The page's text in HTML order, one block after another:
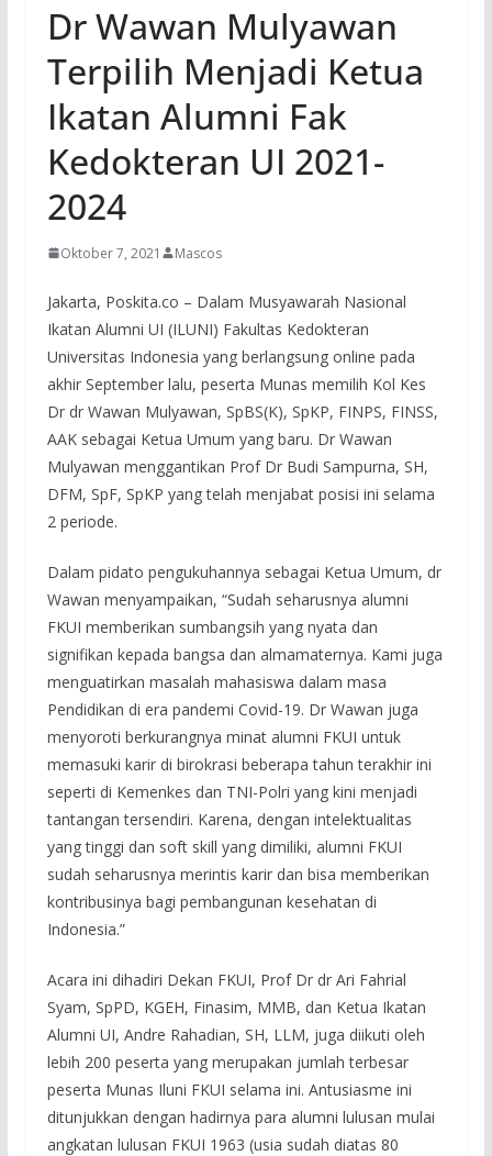
Dr Wawan Mulyawan
Terpilih Menjadi Ketua
Ikatan Alumni Fak
Kedokteran UI 2021-
2024
Oktober 7, 2021 Mascos
Jakarta, Poskita.co – Dalam Musyawarah Nasional
Ikatan Alumni UI (ILUNI) Fakultas Kedokteran
Universitas Indonesia yang berlangsung online pada
akhir September lalu, peserta Munas memilih Kol Kes
Dr dr Wawan Mulyawan, SpBS(K), SpKP, FINPS, FINSS,
AAK sebagai Ketua Umum yang baru. Dr Wawan
Mulyawan menggantikan Prof Dr Budi Sampurna, SH,
DFM, SpF, SpKP yang telah menjabat posisi ini selama
2 periode.
Dalam pidato pengukuhannya sebagai Ketua Umum, dr
Wawan menyampaikan, “Sudah seharusnya alumni
FKUI memberikan sumbangsih yang nyata dan
signifikan kepada bangsa dan almamaternya. Kami juga
menguatirkan masalah mahasiswa dalam masa
Pendidikan di era pandemi Covid-19. Dr Wawan juga
menyoroti berkurangnya minat alumni FKUI untuk
memasuki karir di birokrasi beberapa tahun terakhir ini
seperti di Kemenkes dan TNI-Polri yang kini menjadi
tantangan tersendiri. Karena, dengan intelektualitas
yang tinggi dan soft skill yang dimiliki, alumni FKUI
sudah seharusnya merintis karir dan bisa memberikan
kontribusinya bagi pembangunan kesehatan di
Indonesia.”
Acara ini dihadiri Dekan FKUI, Prof Dr dr Ari Fahrial
Syam, SpPD, KGEH, Finasim, MMB, dan Ketua Ikatan
Alumni UI, Andre Rahadian, SH, LLM, juga diikuti oleh
lebih 200 peserta yang merupakan jumlah terbesar
peserta Munas Iluni FKUI selama ini. Antusiasme ini
ditunjukkan dengan hadirnya para alumni lulusan mulai
angkatan lulusan FKUI 1963 (usia sudah diatas 80